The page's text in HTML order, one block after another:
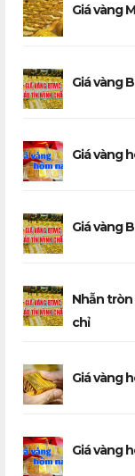
Giá vàng
Giá vàng
Giá vàng
Giá vàng
Nhẫn tròn
chỉ
Giá vàng
Giá vàng